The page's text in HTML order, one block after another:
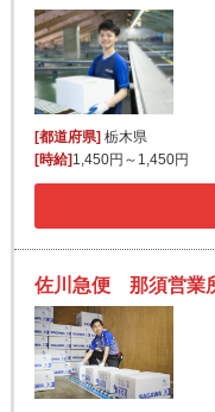
[都道府県] 栃木県
[時給] 1,450円～1,450円